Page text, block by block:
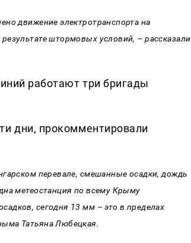
движение электротранспорта на
штормовых условий, – рассказали
работают три бригады
дни, прокомментировали
перевале, смешанные осадки, дождь
метеостанция по всему Крыму
сегодня 13 мм – это в пределах
Татьяна Любецкая.